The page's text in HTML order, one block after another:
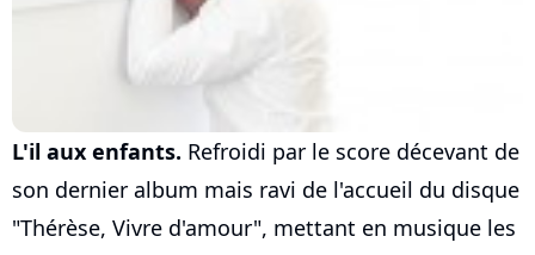
L'il aux enfants. Refroidi par le score décevant de
son dernier album mais ravi de l'accueil du disque
"Thérèse, Vivre d'amour", mettant en musique les